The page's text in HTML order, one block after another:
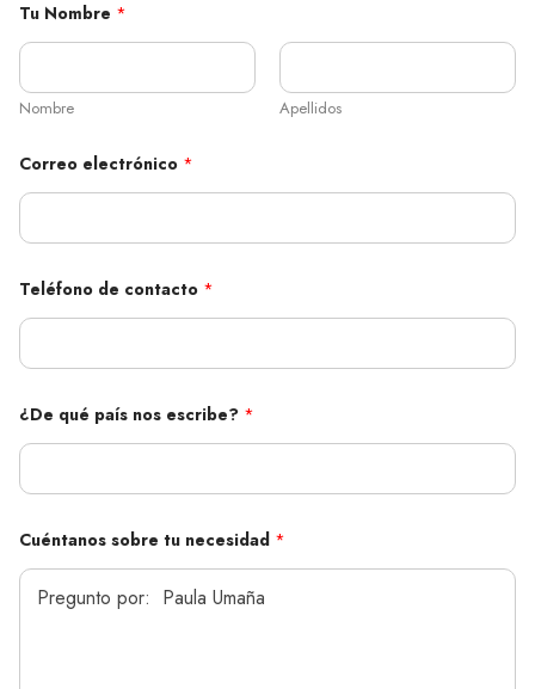
c
o
n
a
c
o
u
Tu Nombre *
Nombre Apellidos
Correo electrónico *
Teléfono de contacto *
¿De qué país nos escribe? *
Cuéntanos sobre tu necesidad *